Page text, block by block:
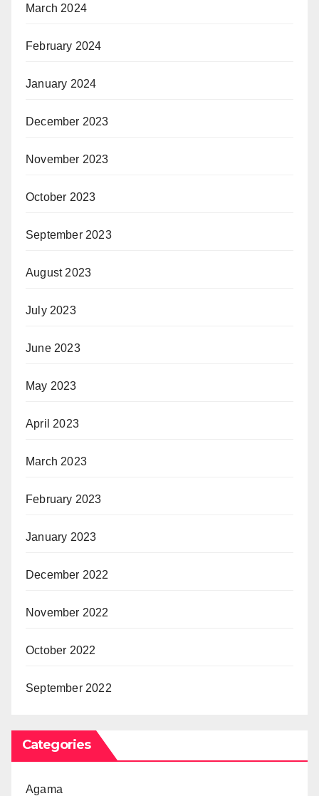
March 2024
February 2024
January 2024
December 2023
November 2023
October 2023
September 2023
August 2023
July 2023
June 2023
May 2023
April 2023
March 2023
February 2023
January 2023
December 2022
November 2022
October 2022
September 2022
Categories
Agama